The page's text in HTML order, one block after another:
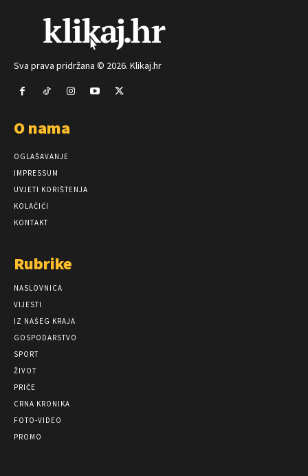
Sva prava pridržana © 2026. Klikaj.hr
O nama
OGLAŠAVANJE
IMPRESSUM
UVJETI KORIŠTENJA
KOLAČIĆI
KONTAKT
Rubrike
NASLOVNICA
VIJESTI
IZ NAŠEG KRAJA
GOSPODARSTVO
SPORT
ŽIVOT
PRIČE
CRNA KRONIKA
FOTO-VIDEO
PROMO